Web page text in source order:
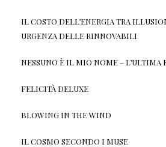
IL COSTO DELL’ENERGIA TRA
URGENZA DELLE RINNOVABILI
NESSUNO È IL MIO NOME – L’ULTIMA
FELICITÀ DELUXE
BLOWING IN THE WIND
IL COSMO SECONDO I MUSE